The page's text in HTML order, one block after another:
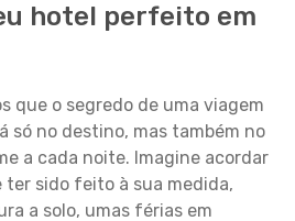
hotel perfeito em
que o segredo de uma viagem
só no destino, mas também no
a cada noite. Imagine acordar
ter sido feito à sua medida,
a solo, umas férias em